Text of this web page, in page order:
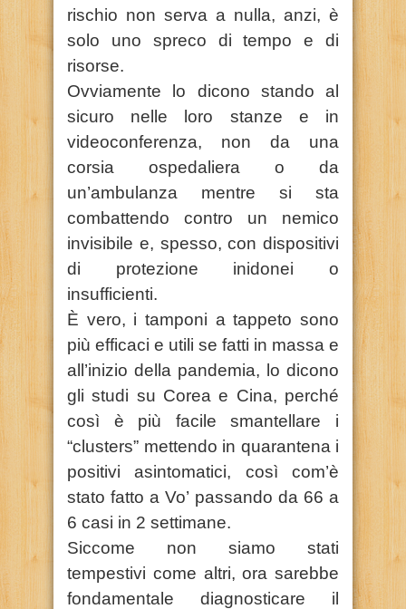
rischio non serva a nulla, anzi, è
solo uno spreco di tempo e di
risorse.
Ovviamente lo dicono stando al
sicuro nelle loro stanze e in
videoconferenza, non da una
corsia ospedaliera o da
un’ambulanza mentre si sta
combattendo contro un nemico
invisibile e, spesso, con dispositivi
di protezione inidonei o
insufficienti.
È vero, i tamponi a tappeto sono
più efficaci e utili se fatti in massa e
all’inizio della pandemia, lo dicono
gli studi su Corea e Cina, perché
così è più facile smantellare i
“clusters” mettendo in quarantena i
positivi asintomatici, così com’è
stato fatto a Vo’ passando da 66 a
6 casi in 2 settimane.
Siccome non siamo stati
tempestivi come altri, ora sarebbe
fondamentale diagnosticare il